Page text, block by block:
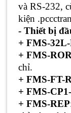
và RS-232,
kiện .
- Thiết bị
+ FMS-
+ FMS-
chỉ.
+ FMS-FT-R
+ FMS-
+ FMS-REP